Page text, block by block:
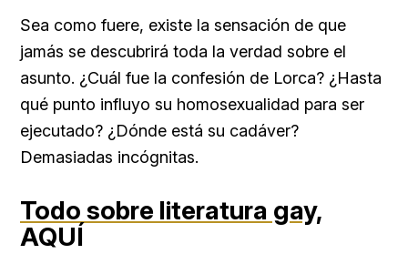
Sea como fuere, existe la sensación de que
jamás se descubrirá toda la verdad sobre el
asunto. ¿Cuál fue la confesión de Lorca? ¿Hasta
qué punto influyo su homosexualidad para ser
ejecutado? ¿Dónde está su cadáver?
Demasiadas incógnitas.
Todo sobre literatura gay,
AQUÍ